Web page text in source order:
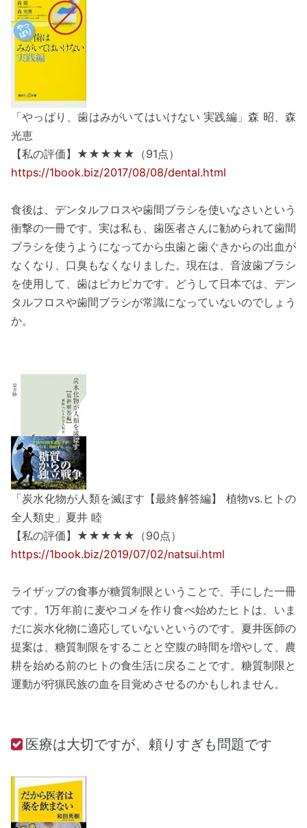
「やっぱり、歯はみがいてはいけない 実践編」森 昭、森
光恵
【私の評価】★★★★★（91点）
https://1book.biz/2017/08/08/dental.html
食後は、デンタルフロスや歯間ブラシを使いなさいという
衝撃の一冊です。実は私も、歯医者さんに勧められて歯間
ブラシを使うようになってから虫歯と歯ぐきからの出血が
なくなり、口臭もなくなりました。現在は、音波歯ブラシ
を使用して、歯はピカピカです。どうして日本では、デン
タルフロスや歯間ブラシが常識になっていないのでしょう
か。
「炭水化物が人類を滅ぼす【最終解答編】 植物vs.ヒトの
全人類史」夏井 睦
【私の評価】★★★★★（90点）
https://1book.biz/2019/07/02/natsui.html
ライザップの食事が糖質制限ということで、手にした一冊
です。1万年前に麦やコメを作り食べ始めたヒトは、いま
だに炭水化物に適応していないというのです。夏井医師の
提案は、糖質制限をすることと空腹の時間を増やして、農
耕を始める前のヒトの食生活に戻ることです。糖質制限と
運動が狩猟民族の血を目覚めさせるのかもしれません。
医療は大切ですが、頼りすぎも問題です